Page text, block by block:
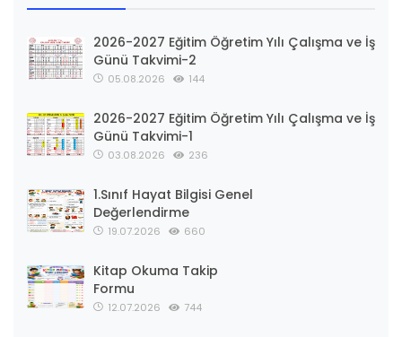
2026-2027 Eğitim Öğretim Yılı Çalışma ve İş
Günü Takvimi-2
05.08.2026 144
2026-2027 Eğitim Öğretim Yılı Çalışma ve İş
Günü Takvimi-1
03.08.2026 236
1.Sınıf Hayat Bilgisi Genel
Değerlendirme
19.07.2026 660
Kitap Okuma Takip
Formu
12.07.2026 744